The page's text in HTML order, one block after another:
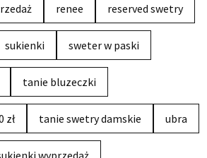
renee reserved swetry
sukienki sweter w paski
tanie bluzeczki
zł tanie swetry damskie ubra